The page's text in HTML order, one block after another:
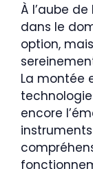
À l’aube
dans le
option,
La montée
encore